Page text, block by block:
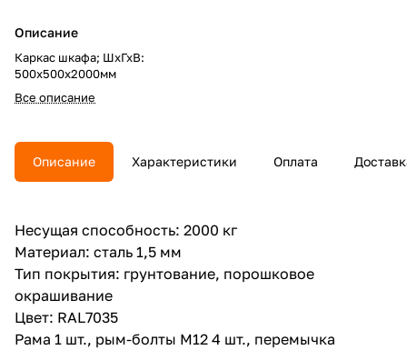
Описание
Каркас шкафа; ШхГхВ:
500x500х2000мм
Все описание
Описание Характеристики Оплата
Несущая способность: 2000 кг
Материал: сталь 1,5 мм
Тип покрытия: грунтование, порошковое
окрашивание
Цвет: RAL7035
Рама 1 шт., рым-болты М12 4 шт., перемычка